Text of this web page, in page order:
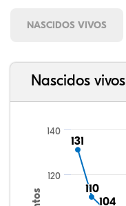
NASCIDOS VIVOS
Nascidos vivos
131
131
110
110
104
104
120
140